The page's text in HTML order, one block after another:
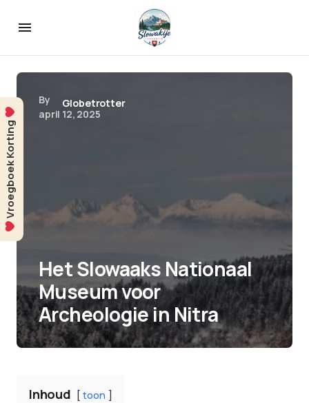
By
Globetrotter
april 12, 2025
Het Slowaaks Nationaal
Museum voor
Archeologie in Nitra
Inhoud toon
Vroegboek Korting